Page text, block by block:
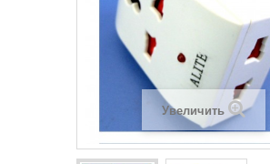
Увеличить